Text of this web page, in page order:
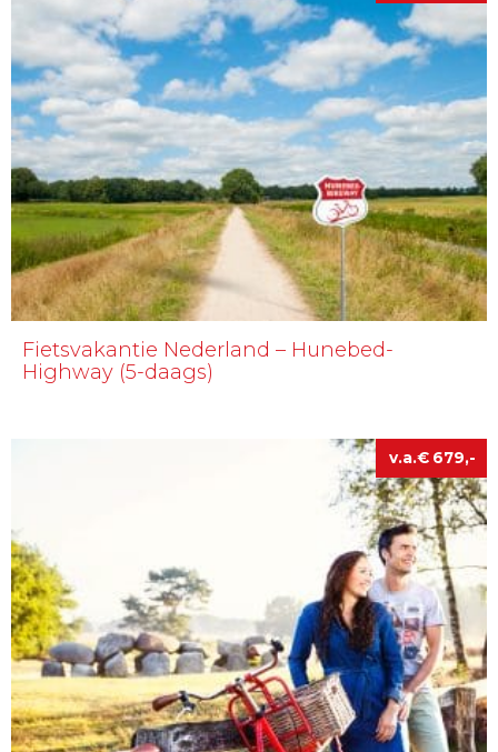
Fietsvakantie Nederland – Hunebed-
Highway (5-daags)
€ 679